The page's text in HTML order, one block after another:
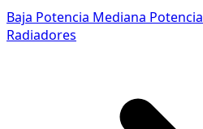
Baja Potencia Mediana Potencia
Radiadores